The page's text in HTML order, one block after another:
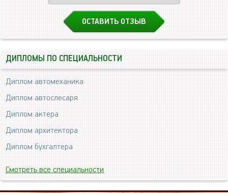
ОСТАВИТЬ ОТЗЫВ
ДИПЛОМЫ ПО СПЕЦИАЛЬНОСТИ
Диплом автомеханика
Диплом автослесаря
Диплом актера
Диплом архитектора
Диплом бухгалтера
Смотреть все специальности